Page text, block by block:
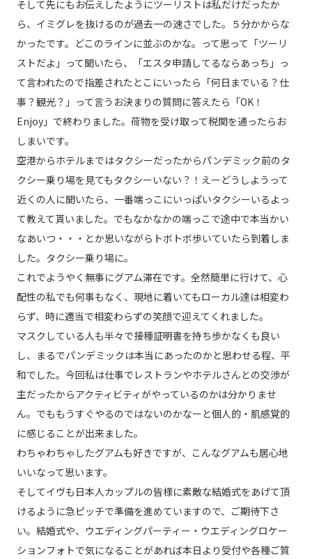
そして先にもお伝えしたようにツーリストは私だけだったか
ら、イミグレを抜けるのが過去一の速さでした。５分かからな
かったです。どこのラインに並ぶのかな。って思って「ツーリ
ストだよ」って聞いたら、「エスタ申請してるならあっち」っ
て言われたので指差されたとこにいったら「何日までいる？仕
事？観光？」って言うお決まりの質問に答えたら「OK！
Enjoy」で終わりました。荷物を受け取って税関を通ったらお
しまいです。
空港からホテルまではタクシーだったからパンデミック前のタ
クシー乗り場を見てもタクシーいない？！えーどうしようって
近くの人に聞いたら、一番端っこにいっぱいタクシーいるよっ
て教えて貰いました。でもなかなかの端っこで途中で本当かい
なあいつ・・・とか思いながらトボトボ歩いていたら到着しま
した。タクシー乗り場に。
これでようやく無事にグアム滞在です。全然簡単に行けて、心
配性の私でも何事もなく、現地に着いてもローカル達は相変わ
らず、時に適当で相変わらずの笑顔で迎えてくれました。
マスクしている人も半々で接種証明書を持ち歩かなくも良い
し、まるでパンデミックは本当にあったのかと思わせる程、平
和でした。今回私は仕事でレストランやホテルさんとの交渉が
主だったからアクティビティがやっているのかは分かりませ
ん。でももうすぐやるのではないのかなーと個人的・肌感覚的
に感じることが出来ました。
わちゃわちゃしたグアムも好きですが、こんなグアムも居心地
いいなって思います。
そしてイヴも日本人カップルの皆様に素敵な結婚式をあげて頂
けるように急ピッチで準備を進めていますので、ご期待下さ
い。結婚式や、ウエディングパーティー・ウエディングロケー
ションフォトで気になることがあれば本日より受付や各種ご質